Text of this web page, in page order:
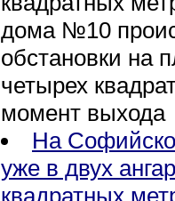
дома №10
обстановки на
четырех
момент выхода
На
уже в двух
квадратных